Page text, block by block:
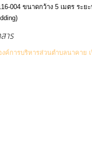
004 ขนาดกว้าง 5 เมตร ระ
าร
ค์การบริหารส่วนตำบลนาคาย